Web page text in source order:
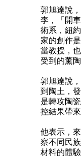
郭旭達說
李，「開
術系，紐
家的創作
當教授，
受到的薰
郭旭達說
到陶土，
是轉攻陶
控結果帶
他表示，
察不同民
材料的體